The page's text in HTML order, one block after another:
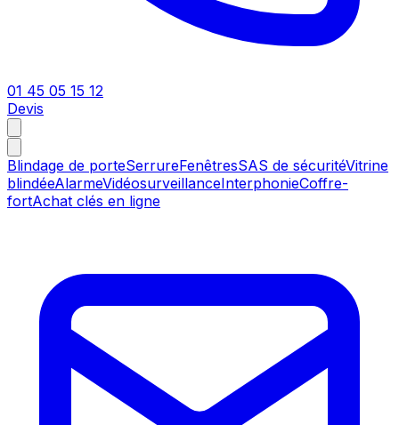
01 45 05 15 12
Devis
Blindage de porteSerrureFenêtresSAS de sécuritéVitrine
blindéeAlarmeVidéosurveillanceInterphonieCoffre-
fortAchat clés en ligne